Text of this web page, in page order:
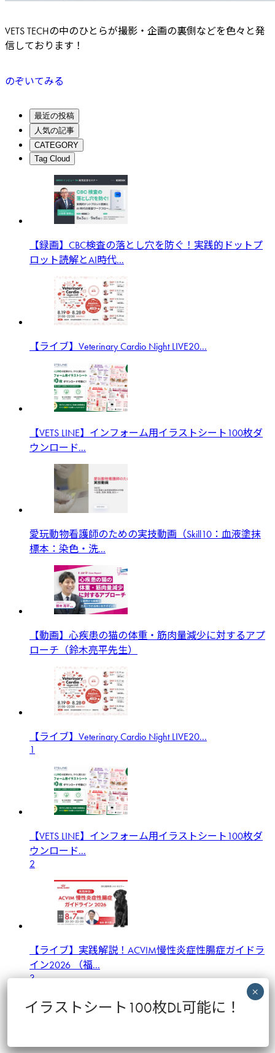
VETS TECHの中のひとらが撮影・企画の裏側などを色々と発
信しております！
のぞいてみる
最近の投稿
人気の記事
CATEGORY
Tag Cloud
【録画】CBC検査の落とし穴を防ぐ！実践的ドットプ
ロット読解とAI時代...
【ライブ】Veterinary Cardio Night LIVE20...
【VETS LINE】インフォーム用イラストシート100枚ダ
ウンロード...
愛玩動物看護師のための実技動画（Skill10：血液塗抹
標本：染色・洗...
【動画】心疾患の猫の体重・筋肉量減少に対するアプ
ローチ（鈴木亮平先生）
【ライブ】Veterinary Cardio Night LIVE20...
1
【VETS LINE】インフォーム用イラストシート100枚ダ
ウンロード...
2
【ライブ】実践解説！ACVIM慢性炎症性腸症ガイドラ
イン2026 （福...
3
イラストシート100枚DL可能に！